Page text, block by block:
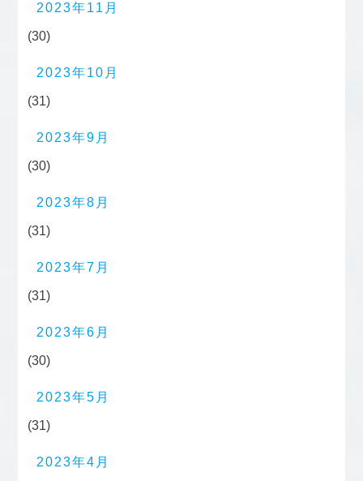
2023年11月
(30)
2023年10月
(31)
2023年9月
(30)
2023年8月
(31)
2023年7月
(31)
2023年6月
(30)
2023年5月
(31)
2023年4月